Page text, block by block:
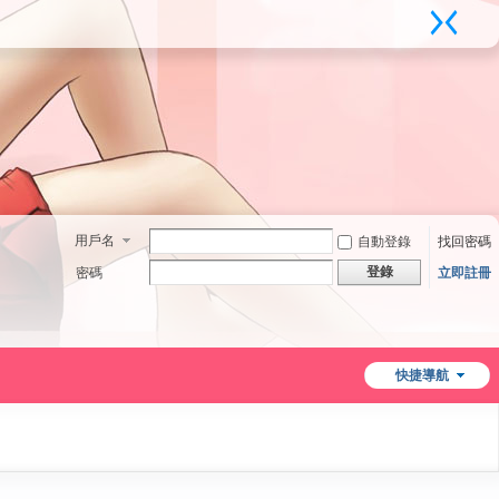
用戶名 自動登錄
找回密碼
密碼
登錄 立即註冊
快捷導航